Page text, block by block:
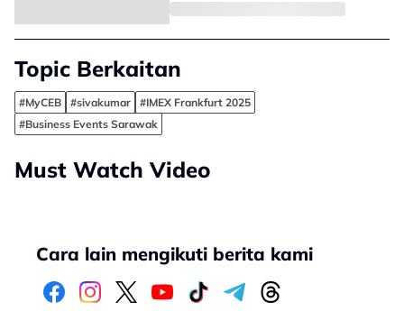
Topic Berkaitan
#MyCEB #sivakumar
#IMEX Frankfurt 2025
#Business Events Sarawak
Must Watch Video
Cara lain mengikuti berita kami